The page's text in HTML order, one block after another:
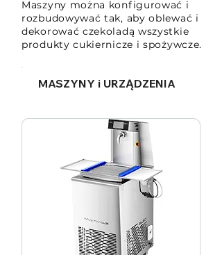
Maszyny można konfigurować i
rozbudowywać tak, aby oblewać i
dekorować czekoladą wszystkie
produkty cukiernicze i spożywcze.
MASZYNY i URZĄDZENIA